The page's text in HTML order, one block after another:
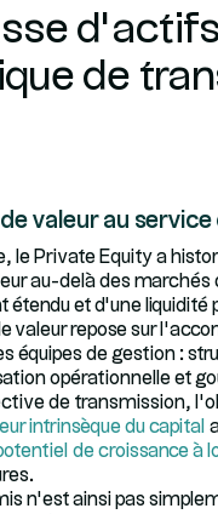
de
valeur au
le Private Equity a
au-delà des
étendu et d’une liquidité
valeur repose sur
équipes de gestion :
opérationnelle et
de transmission,
intrinsèque du capital
de croissance à
n’est ainsi pas